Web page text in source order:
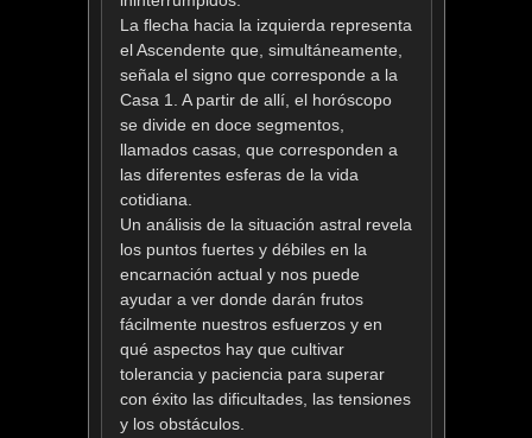
La flecha hacia la izquierda representa
el Ascendente que, simultáneamente,
señala el signo que corresponde a la
Casa 1. A partir de allí, el horóscopo
se divide en doce segmentos,
llamados casas, que corresponden a
las diferentes esferas de la vida
cotidiana.
Un análisis de la situación astral revela
los puntos fuertes y débiles en la
encarnación actual y nos puede
ayudar a ver donde darán frutos
fácilmente nuestros esfuerzos y en
qué aspectos hay que cultivar
tolerancia y paciencia para superar
con éxito las dificultades, las tensiones
y los obstáculos.